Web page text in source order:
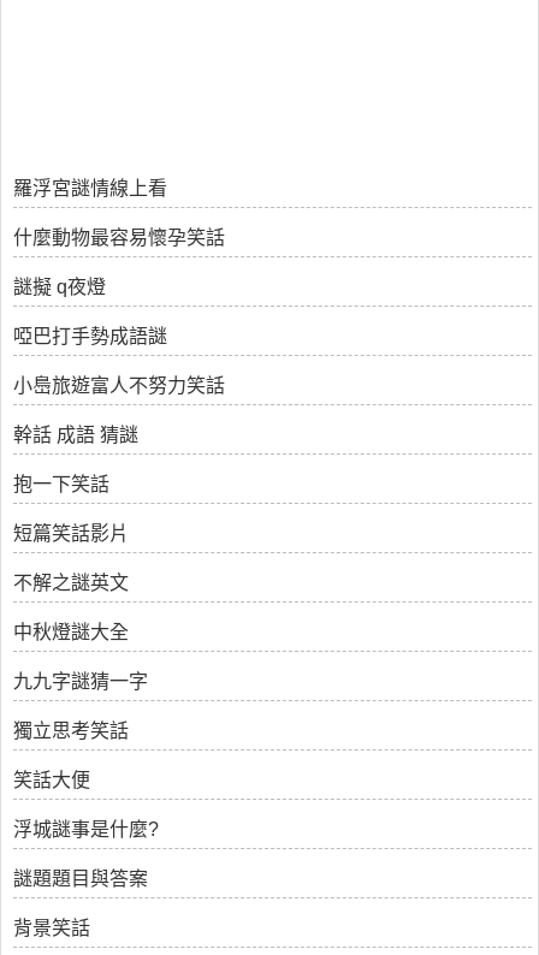
羅浮宮謎情線上看
什麼動物最容易懷孕笑話
謎擬 q夜燈
啞巴打手勢成語謎
小㠀旅遊富人不努力笑話
幹話 成語 猜謎
抱一下笑話
短篇笑話影片
不解之謎英文
中秋燈謎大全
九九字謎猜一字
獨立思考笑話
笑話大便
浮城謎事是什麼?
謎題題目與答案
背景笑話